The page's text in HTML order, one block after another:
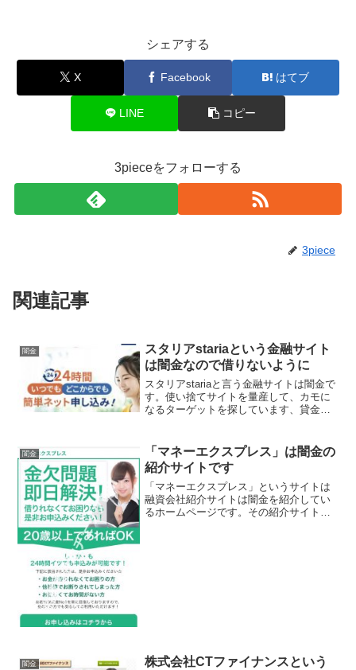
シェアする
X Facebook はてブ
LINE コピー
3pieceをフォローする
3piece
関連記事
闇金
スタリアstariaという金融サイト
は闇金なので借りないように
スタリアstariaと言う金融サイトは闇金で
す。使い捨てサイトを量産して、カモに
なるターゲットを探しています、貸金会
業者なので、絶対に申し込まないように
してください。今...
闇金
「マネーエクスプレス」は闇金の
紹介サイトです
「マネーエクスプレス」というサイトは
融資会社紹介サイトは闇金を紹介してい
るホームページです。その紹介サイトの
闇金
株式会社CTファイナンスという